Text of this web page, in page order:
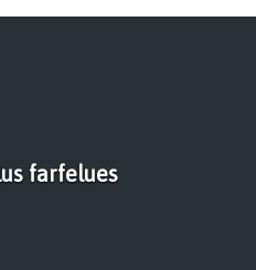
farfelues